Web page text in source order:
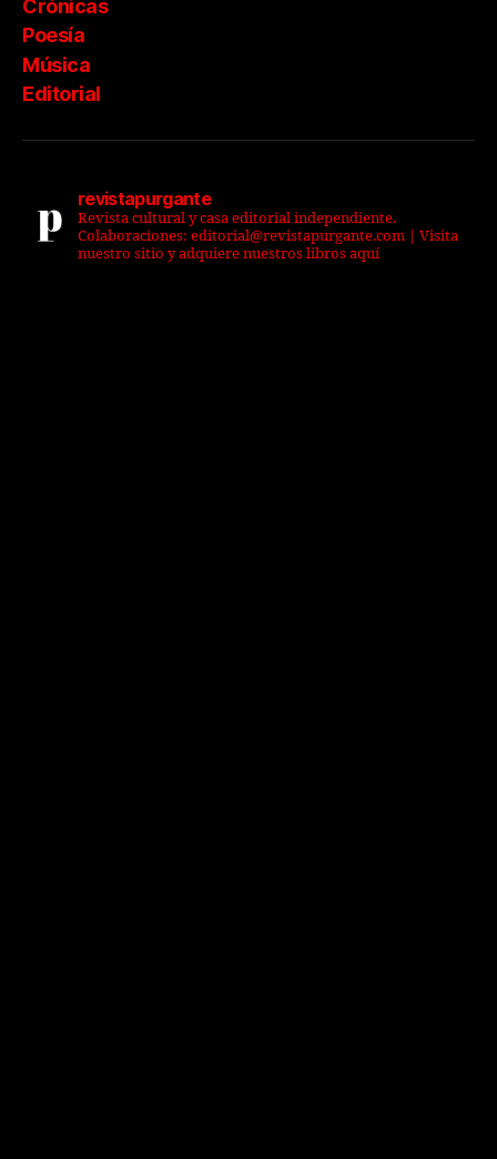
Crónicas
Poesía
Música
Editorial
revistapurgante
Revista cultural y casa editorial independiente.
Colaboraciones: editorial@revistapurgante.com | Visita
nuestro sitio y adquiere nuestros libros aquí